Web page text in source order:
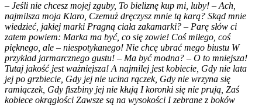
– Jeśli nie chcesz mojej zguby, To bieliznę kup mi, luby! – Ach,
najmilsza moja Klaro, Czemuż dręczysz mnie tą karą? Skąd mnie
wiedzieć, jakiej marki Pragną ciała zakamarki? – Parę słów ci
zatem powiem: Marka ma być, co się zowie! Coś miłego, coś
pięknego, ale – niespotykanego! Nie chcę ubrać mego biustu W
przykład jarmarcznego gustu! – Ma być modna? – O to mniejsza!
Tutaj jakość jest ważniejsza! A najmilej jest kobiecie, Gdy nie lata
jej po grzbiecie, Gdy jej nie ucina rączek, Gdy nie wrzyna się
ramiączek, Gdy fiszbiny jej nie kłują I koronki się nie prują, Zaś
kobiece okrągłości Zawsze są na wysokości I zebrane z boków